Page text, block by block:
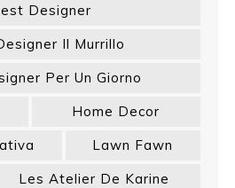
Designer
Il Murrillo
Per Un Giorno
Home Decor
Lawn Fawn
Les Atelier De Karine